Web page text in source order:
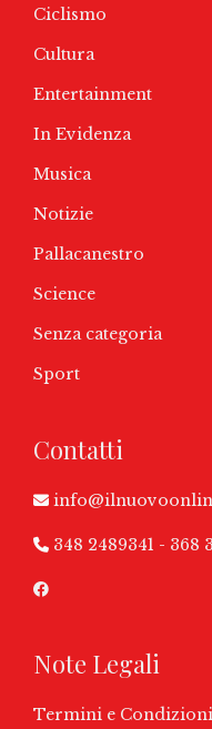
Ciclismo
Cultura
Entertainment
In Evidenza
Musica
Notizie
Pallacanestro
Science
Senza categoria
Sport
Contatti
348 2489341 - 368
Note Legali
Termini e Condizioni